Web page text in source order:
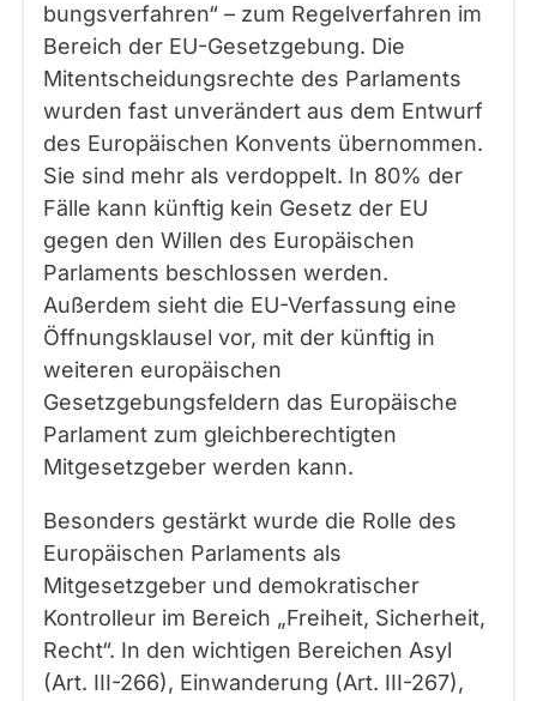
bungsverfahren“ – zum Regelverfahren im
Bereich der EU-Gesetzgebung. Die
Mitentscheidungsrechte des Parlaments
wurden fast unverändert aus dem Entwurf
des Europäischen Konvents übernommen.
Sie sind mehr als verdoppelt. In 80% der
Fälle kann künftig kein Gesetz der EU
gegen den Willen des Europäischen
Parlaments beschlossen werden.
Außerdem sieht die EU-Verfassung eine
Öffnungsklausel vor, mit der künftig in
weiteren europäischen
Gesetzgebungsfeldern das Europäische
Parlament zum gleichberechtigten
Mitgesetzgeber werden kann.
Besonders gestärkt wurde die Rolle des
Europäischen Parlaments als
Mitgesetzgeber und demokratischer
Kontrolleur im Bereich „Freiheit, Sicherheit,
Recht“. In den wichtigen Bereichen Asyl
(Art. III-266), Einwanderung (Art. III-267),